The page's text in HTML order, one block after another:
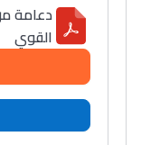
دعامة
القوي